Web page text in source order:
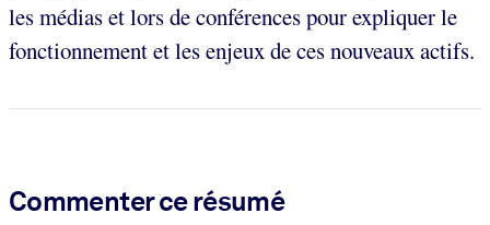
les médias et lors de conférences pour expliquer le
fonctionnement et les enjeux de ces nouveaux actifs.
Commenter ce résumé